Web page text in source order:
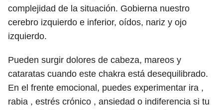
complejidad de la situación. Gobierna nuestro
cerebro izquierdo e inferior, oídos, nariz y ojo
izquierdo.
Pueden surgir dolores de cabeza, mareos y
cataratas cuando este chakra está desequilibrado.
En el frente emocional, puedes experimentar ira ,
rabia , estrés crónico , ansiedad o indiferencia si tu